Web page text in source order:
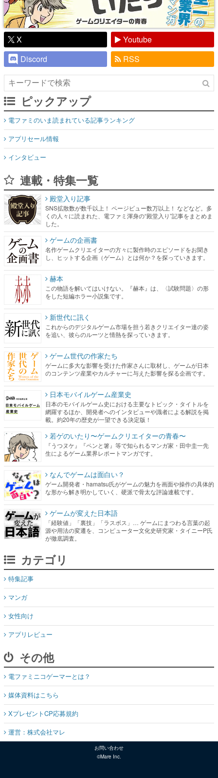
X
Youtube
Discord
RSS
ピックアップ
電ファミのいま読まれている記事ランキング
アプリセール情報
インタビュー
連載・特集一覧
殿堂入り記事
SNS拡散数が数千以上！ ページビュー数万以上！ などなど。多
くの人々に読まれた、電ファミ渾身の“殿堂入り”記事をまとめま
した。
ゲームの企画書
名作ゲームクリエイターの方々に製作時のエピソードをお聞き
し、ヒットする企画（ゲーム）とは何か？を探っていきます。
赫本
この物語を解いてはいけない。『赫本』は、〈試験問題〉の形
をした短編ホラー小説集です。
新世代に訊く
これからのデジタルゲーム市場を担う若きクリエイター達の姿
を追い、彼らのルーツと情熱を探っていきます。
ゲーム世代の作家たち
ゲームに多大な影響を受けた作家さんに取材し、ゲームが日本
のコンテンツ産業やカルチャーに与えた影響を探る企画です。
日本モバイルゲーム産業史
日本のモバイルゲーム史における主要なトピック・タイトルを
網羅するほか、開発者へのインタビューや識者による解説を掲
載。約20年の歴史が一望できる決定版！
若ゲのいたり〜ゲームクリエイターの青春〜
『うつヌケ』『ペンと箸』等で知られるマンガ家・田中圭一先
生によるゲーム業界レポートマンガです。
なんでゲームは面白い？
ゲーム開発者・hamatsu氏がゲームの魅力を画面や操作の具体的
な形から解き明かしていく、硬派で骨太な評論連載です。
ゲームが変えた日本語
「経験値」「裏技」「ラスボス」… ゲームにまつわる言葉の起
源や用法の変遷を、コンピューター文化史研究家・タイニーP氏
が徹底調査。
カテゴリ
特集記事
マンガ
女性向け
アプリレビュー
その他
電ファミニコゲーマーとは？
媒体資料はこちら
XプレゼントCP応募規約
運営：株式会社マレ
お問い合わせ
©Mare Inc.